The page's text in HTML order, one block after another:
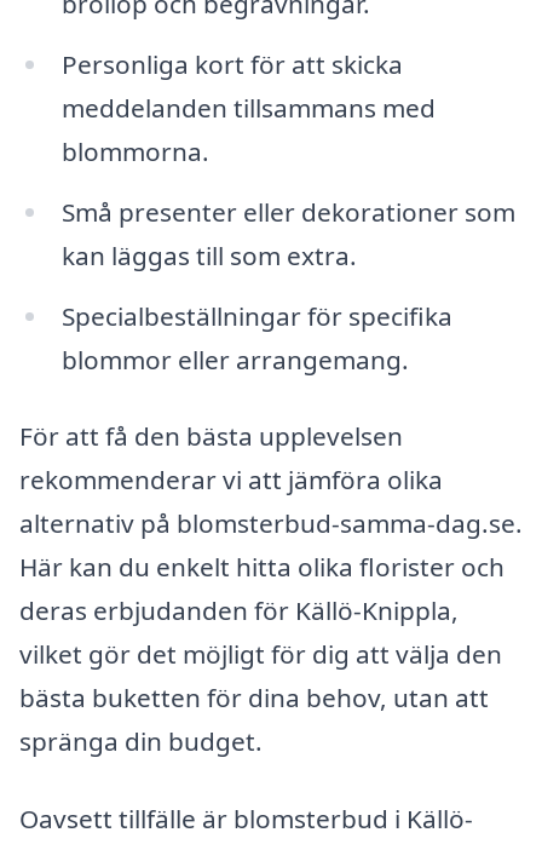
Personliga kort för att skicka
meddelanden tillsammans med
blommorna.
Små presenter eller dekorationer som
kan läggas till som extra.
Specialbeställningar för specifika
blommor eller arrangemang.
För att få den bästa upplevelsen
rekommenderar vi att jämföra olika
alternativ på blomsterbud-samma-dag.se.
Här kan du enkelt hitta olika florister och
deras erbjudanden för Källö-Knippla,
vilket gör det möjligt för dig att välja den
bästa buketten för dina behov, utan att
spränga din budget.
Oavsett tillfälle är blomsterbud i Källö-